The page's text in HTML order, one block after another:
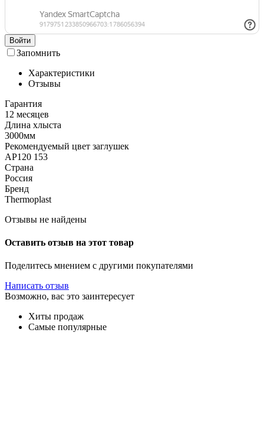
Войти
Запомнить
Характеристики
Отзывы
Гарантия
12 месяцев
Длина хлыста
3000мм
Рекомендуемый цвет заглушек
АР120 153
Страна
Россия
Бренд
Thermoplast
Отзывы не найдены
Оставить отзыв на этот товар
Поделитесь мнением с другими покупателями
Написать отзыв
Возможно, вас это заинтересует
Хиты продаж
Самые популярные